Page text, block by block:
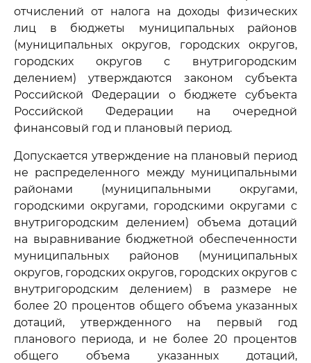
отчислений от налога на доходы физических
лиц в бюджеты муниципальных районов
(муниципальных округов, городских округов,
городских округов с внутригородским
делением) утверждаются законом субъекта
Российской Федерации о бюджете субъекта
Российской Федерации на очередной
финансовый год и плановый период.
Допускается утверждение на плановый период
не распределенного между муниципальными
районами (муниципальными округами,
городскими округами, городскими округами с
внутригородским делением) объема дотаций
на выравнивание бюджетной обеспеченности
муниципальных районов (муниципальных
округов, городских округов, городских округов с
внутригородским делением) в размере не
более 20 процентов общего объема указанных
дотаций, утвержденного на первый год
планового периода, и не более 20 процентов
общего объема указанных дотаций,